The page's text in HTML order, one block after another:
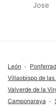
Jose
León
Villaobispo de las
Valverde de la
Camponaraya